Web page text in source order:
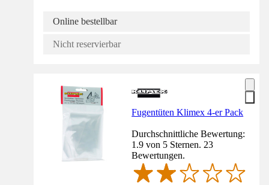
Online bestellbar
Nicht reservierbar
Fugentüten Klimex 4-er Pack
Durchschnittliche Bewertung:
1.9 von 5 Sternen. 23
Bewertungen.